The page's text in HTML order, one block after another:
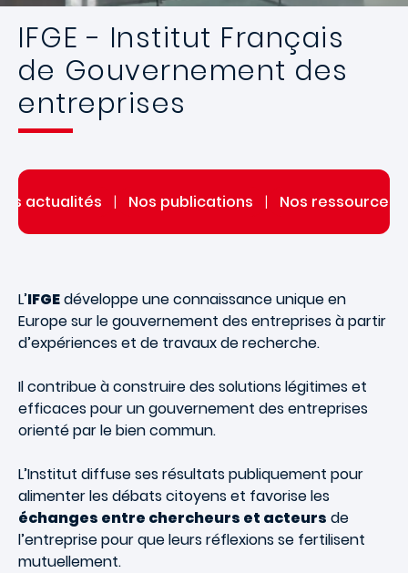
IFGE - Institut Français
de Gouvernement des
entreprises
actualités | Nos publications | Nos ressources
L’IFGEdéveloppe une connaissance unique en
Europe sur le gouvernement des entreprises à partir
d’expériences et de travaux de recherche.
Il contribue à construire des solutions légitimes et
efficaces pour un gouvernement des entreprises
orienté par le bien commun.
L’Institut diffuse ses résultats publiquement pour
alimenter les débats citoyens et favorise les
échanges entre chercheurs et acteurs de
l’entreprise pour que leurs réflexions se fertilisent
mutuellement.